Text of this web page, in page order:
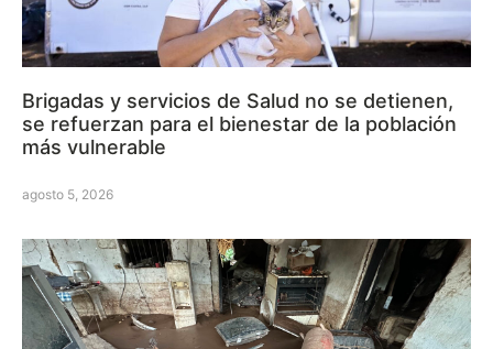
Brigadas y servicios de Salud no se detienen,
se refuerzan para el bienestar de la población
más vulnerable
agosto 5, 2026